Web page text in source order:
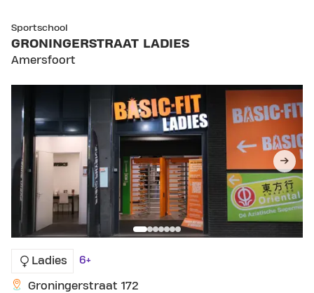
Sportschool
GRONINGERSTRAAT LADIES
Amersfoort
Ladies 6+
Groningerstraat 172